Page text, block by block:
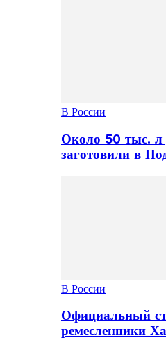
В России
Около 50 тыс. л
заготовили в
В России
Официальный
ремесленники